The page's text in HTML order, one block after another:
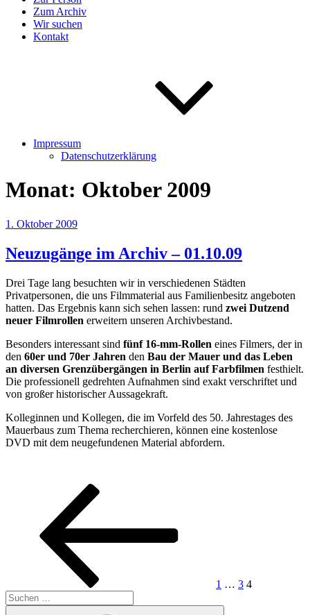
Zum Archiv
Wir suchen
Kontakt
Impressum
Datenschutzerklärung
Monat: Oktober 2009
Veröffentlicht
1. Oktober 2009
Neuzugänge im Archiv – 01.10.09
Drei Tage lang besuchten wir in verschiedenen Städten
Privatpersonen, die uns Filmmaterial aus Familienbesitz angeboten
hatten. Das Ergebnis kann sich sehen lassen: rund zwei Dutzend
neuer Filmrollen erweitern unseren Archivbestand.
Besonders interessant sind fünf 16-mm-Rollen eines Filmers, der in
den 60er und 70er Jahren den Bau der Mauer und das Leben
an diversen Grenzübergängen in Berlin auf Farbfilmen festhielt.
Die professionell gedrehten Aufnahmen sind exakt verschriftet und
von großer historischer Aussagekraft.
Kolleginnen und Kollegen, die im Vorfeld des 50. Jahrestages des
Mauerbaus zum Thema recherchieren, können eine kostenlose
DVD mit dem neugefundenen Material abfordern.
Seitennummerierung
Beiträge
1 … 3 4
Suchen
nach: